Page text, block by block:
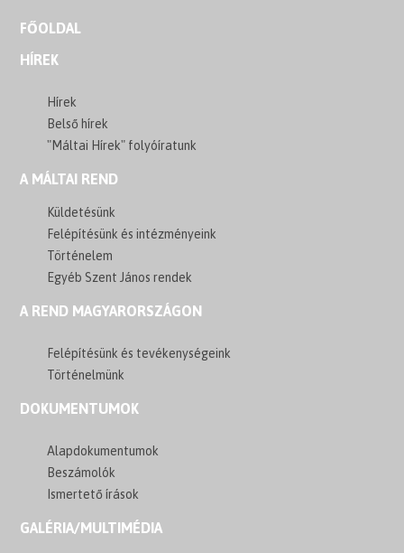
FŐOLDAL
HÍREK
Hírek
Belső hírek
"Máltai Hírek" folyóíratunk
A MÁLTAI REND
Küldetésünk
Felépítésünk és intézményeink
Történelem
Egyéb Szent János rendek
A REND MAGYARORSZÁGON
Felépítésünk és tevékenységeink
Történelmünk
DOKUMENTUMOK
Alapdokumentumok
Beszámolók
Ismertető írások
GALÉRIA/MULTIMÉDIA